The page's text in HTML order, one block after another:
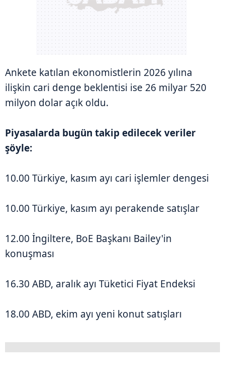
Ankete katılan ekonomistlerin 2026 yılına
ilişkin cari denge beklentisi ise 26 milyar 520
milyon dolar açık oldu.
Piyasalarda bugün takip edilecek veriler
şöyle:
10.00 Türkiye, kasım ayı cari işlemler dengesi
10.00 Türkiye, kasım ayı perakende satışlar
12.00 İngiltere, BoE Başkanı Bailey'in
konuşması
16.30 ABD, aralık ayı Tüketici Fiyat Endeksi
18.00 ABD, ekim ayı yeni konut satışları